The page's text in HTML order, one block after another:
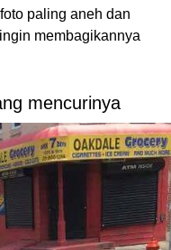
paling aneh dan
membagikannya
mencurinya